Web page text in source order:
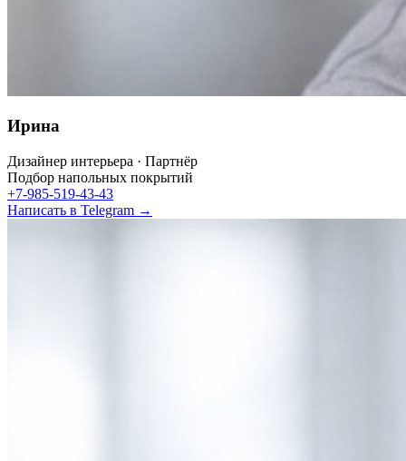
Ирина
Дизайнер интерьера · Партнёр
Подбор напольных покрытий
+7-985-519-43-43
Написать в Telegram →